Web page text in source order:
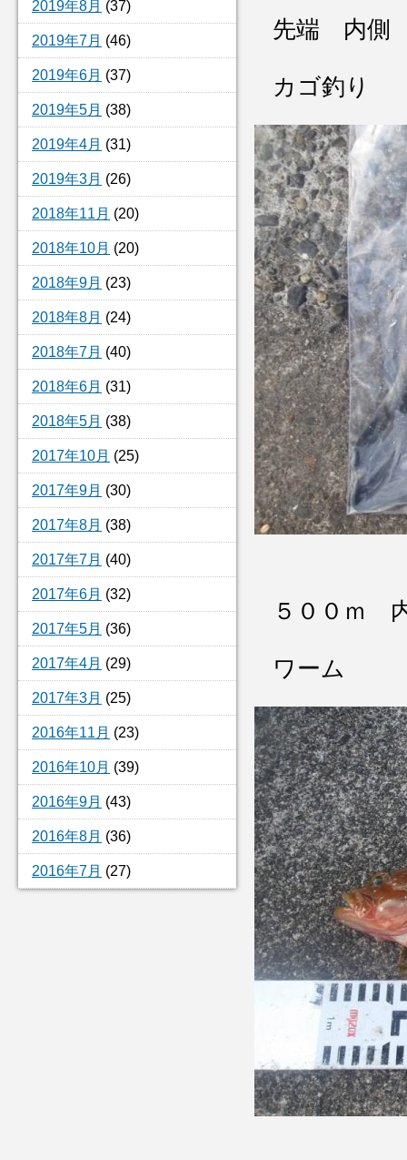
2019年8月 (37)
2019年7月 (46)
2019年6月 (37)
2019年5月 (38)
2019年4月 (31)
2019年3月 (26)
2018年11月 (20)
2018年10月 (20)
2018年9月 (23)
2018年8月 (24)
2018年7月 (40)
2018年6月 (31)
2018年5月 (38)
2017年10月 (25)
2017年9月 (30)
2017年8月 (38)
2017年7月 (40)
2017年6月 (32)
2017年5月 (36)
2017年4月 (29)
2017年3月 (25)
2016年11月 (23)
2016年10月 (39)
2016年9月 (43)
2016年8月 (36)
2016年7月 (27)
先端 内側
カゴ釣り
５００ｍ
ワーム